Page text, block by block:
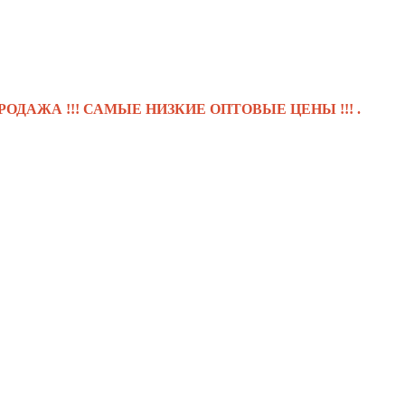
!!! САМЫЕ НИЗКИЕ ОПТОВЫЕ ЦЕНЫ !!! .